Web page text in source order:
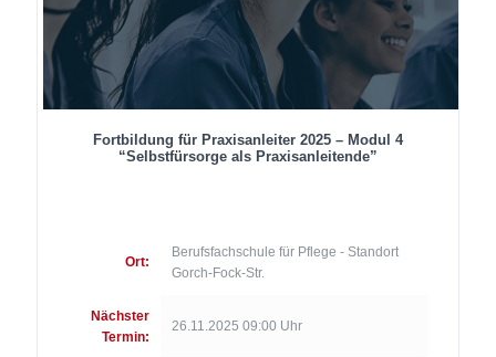
Fortbildung für Praxisanleiter 2025 – Modul 4
“Selbstfürsorge als Praxisanleitende”
Ort:
Berufsfachschule für Pflege - Standort
Gorch-Fock-Str.
Nächster
Termin:
26.11.2025 09:00 Uhr